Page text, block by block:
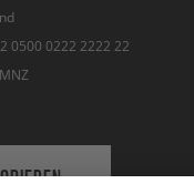
0500 0222 2222 22